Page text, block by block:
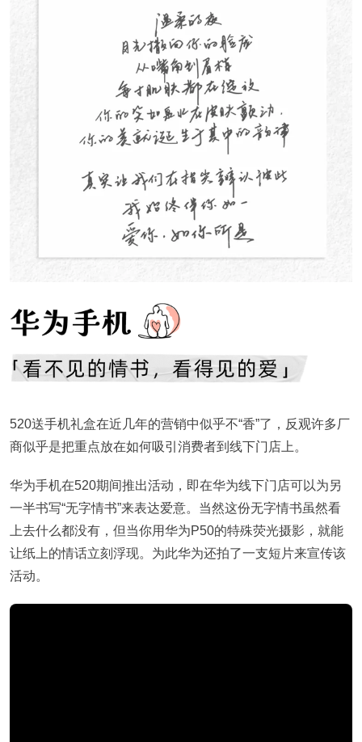
520送手机礼盒在近几年的营销中似乎不“香”了，反观许多厂
商似乎是把重点放在如何吸引消费者到线下门店上。
华为手机在520期间推出活动，即在华为线下门店可以为另
一半书写“无字情书”来表达爱意。当然这份无字情书虽然看
上去什么都没有，但当你用华为P50的特殊荧光摄影，就能
让纸上的情话立刻浮现。为此华为还拍了一支短片来宣传该
活动。